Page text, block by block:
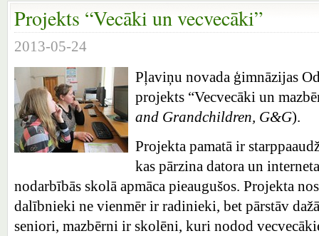
Projekts “Vecāki un vecvecāki”
2013-05-24
Pļaviņu novada ģimnāzijas
projekts “Vecvecāki un
and Grandchildren, G&G).
Projekta pamatā ir
kas pārzina datora un
nodarbībās skolā apmāca pieaugušos. Projekta
dalībnieki ne vienmēr ir radinieki, bet pārstāv
seniori, mazbērni ir skolēni, kuri nodod